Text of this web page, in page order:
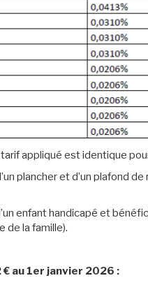
appliqué est identique
plancher et d’un plafond
enfant handicapé et
de la famille).
au 1er janvier 2026 :